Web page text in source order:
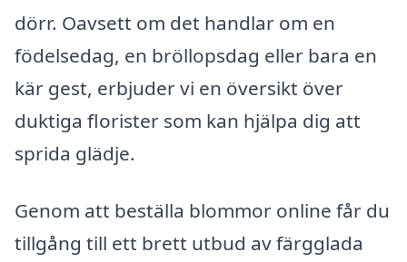
dörr. Oavsett om det handlar om en
födelsedag, en bröllopsdag eller bara en
kär gest, erbjuder vi en översikt över
duktiga florister som kan hjälpa dig att
sprida glädje.
Genom att beställa blommor online får du
tillgång till ett brett utbud av färgglada